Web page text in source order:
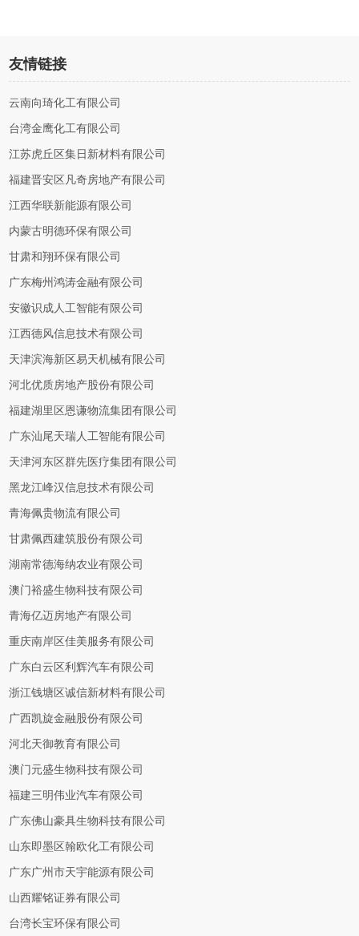
友情链接
云南向琦化工有限公司
台湾金鹰化工有限公司
江苏虎丘区集日新材料有限公司
福建晋安区凡奇房地产有限公司
江西华联新能源有限公司
内蒙古明德环保有限公司
甘肃和翔环保有限公司
广东梅州鸿涛金融有限公司
安徽识成人工智能有限公司
江西德风信息技术有限公司
天津滨海新区易天机械有限公司
河北优质房地产股份有限公司
福建湖里区恩谦物流集团有限公司
广东汕尾天瑞人工智能有限公司
天津河东区群先医疗集团有限公司
黑龙江峰汉信息技术有限公司
青海佩贵物流有限公司
甘肃佩西建筑股份有限公司
湖南常德海纳农业有限公司
澳门裕盛生物科技有限公司
青海亿迈房地产有限公司
重庆南岸区佳美服务有限公司
广东白云区利辉汽车有限公司
浙江钱塘区诚信新材料有限公司
广西凯旋金融股份有限公司
河北天御教育有限公司
澳门元盛生物科技有限公司
福建三明伟业汽车有限公司
广东佛山豪具生物科技有限公司
山东即墨区翰欧化工有限公司
广东广州市天宇能源有限公司
山西耀铭证券有限公司
台湾长宝环保有限公司